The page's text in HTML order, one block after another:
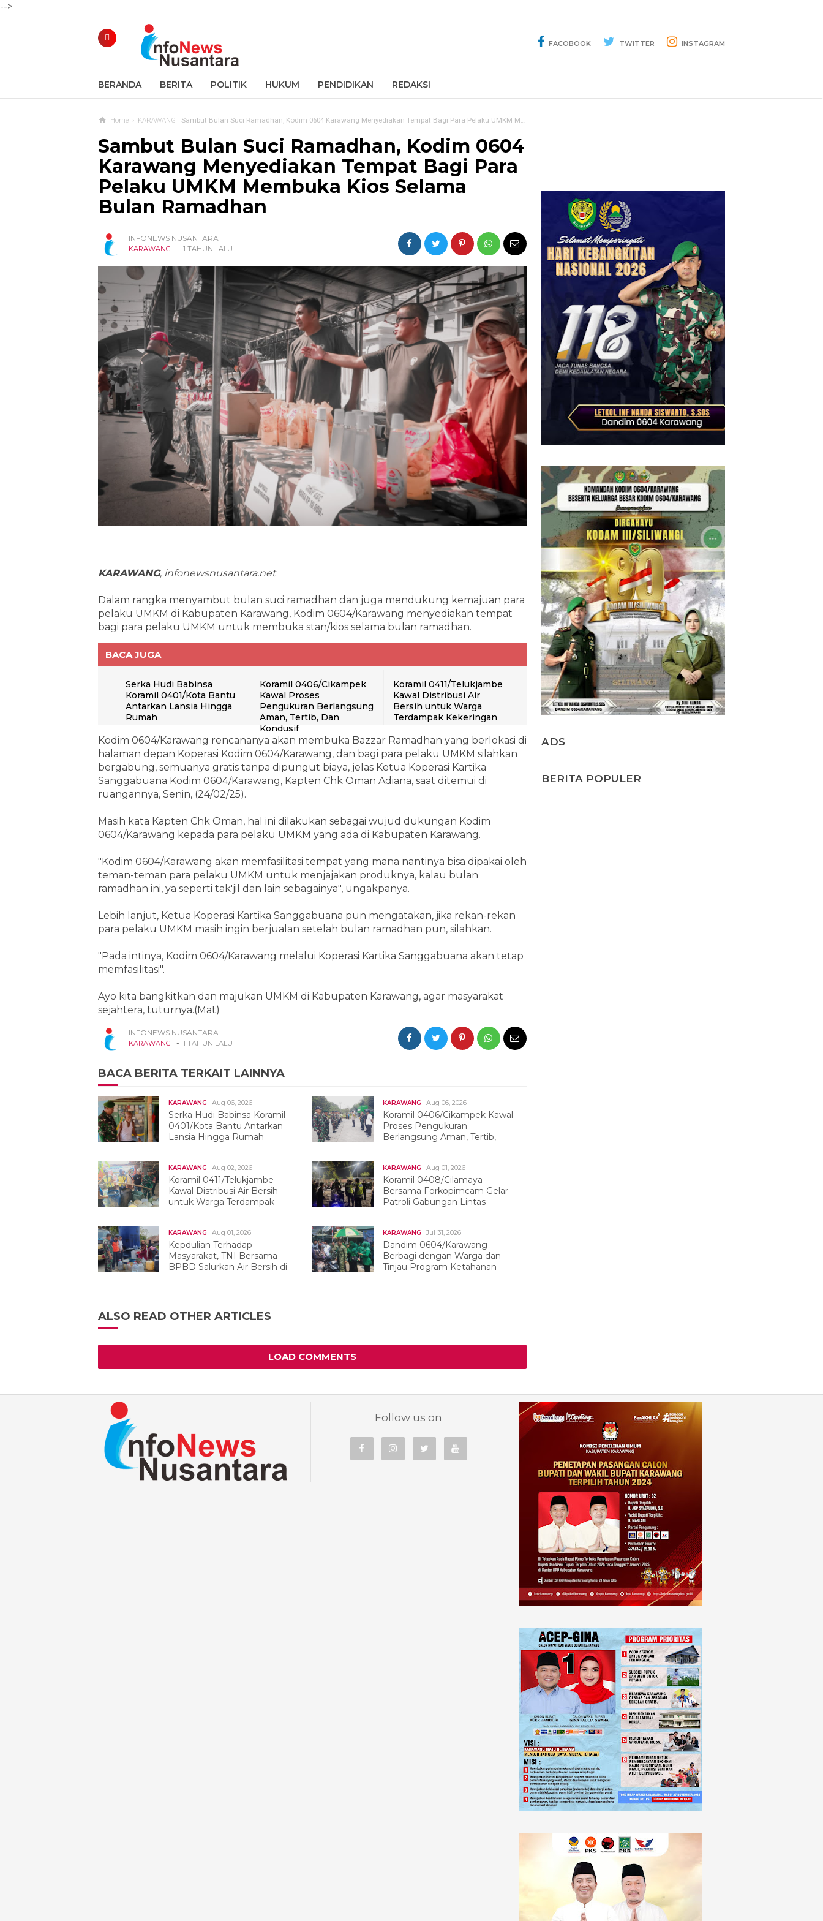
-->
FACOBOOK TWITTER INSTAGRAM
BERANDA BERITA POLITIK HUKUM PENDIDIKAN REDAKSI
Home › KARAWANG Sambut Bulan Suci Ramadhan, Kodim 0604 Karawang Menyediakan Tempat Bagi Para Pelaku UMKM Membuka Kios Selama Bulan Ramadhan
Sambut Bulan Suci Ramadhan, Kodim 0604
Karawang Menyediakan Tempat Bagi Para
Pelaku UMKM Membuka Kios Selama
Bulan Ramadhan
INFONEWS NUSANTARA
KARAWANG - 1 TAHUN LALU
KARAWANG, infonewsnusantara.net
Dalam rangka menyambut bulan suci ramadhan dan juga mendukung kemajuan para
pelaku UMKM di Kabupaten Karawang, Kodim 0604/Karawang menyediakan tempat
bagi para pelaku UMKM untuk membuka stan/kios selama bulan ramadhan.
BACA JUGA
Serka Hudi Babinsa
Koramil 0401/Kota Bantu
Antarkan Lansia Hingga
Rumah
Koramil 0406/Cikampek
Kawal Proses
Pengukuran Berlangsung
Aman, Tertib, Dan
Kondusif
Koramil 0411/Telukjambe
Kawal Distribusi Air
Bersih untuk Warga
Terdampak Kekeringan
Kodim 0604/Karawang rencananya akan membuka Bazzar Ramadhan yang berlokasi di
halaman depan Koperasi Kodim 0604/Karawang, dan bagi para pelaku UMKM silahkan
bergabung, semuanya gratis tanpa dipungut biaya, jelas Ketua Koperasi Kartika
Sanggabuana Kodim 0604/Karawang, Kapten Chk Oman Adiana, saat ditemui di
ruangannya, Senin, (24/02/25).
Masih kata Kapten Chk Oman, hal ini dilakukan sebagai wujud dukungan Kodim
0604/Karawang kepada para pelaku UMKM yang ada di Kabupaten Karawang.
"Kodim 0604/Karawang akan memfasilitasi tempat yang mana nantinya bisa dipakai oleh
teman-teman para pelaku UMKM untuk menjajakan produknya, kalau bulan
ramadhan ini, ya seperti tak'jil dan lain sebagainya", ungakpanya.
Lebih lanjut, Ketua Koperasi Kartika Sanggabuana pun mengatakan, jika rekan-rekan
para pelaku UMKM masih ingin berjualan setelah bulan ramadhan pun, silahkan.
"Pada intinya, Kodim 0604/Karawang melalui Koperasi Kartika Sanggabuana akan tetap
memfasilitasi".
Ayo kita bangkitkan dan majukan UMKM di Kabupaten Karawang, agar masyarakat
sejahtera, tuturnya.(Mat)
INFONEWS NUSANTARA
KARAWANG - 1 TAHUN LALU
BACA BERITA TERKAIT LAINNYA
KARAWANG Aug 06, 2026
Serka Hudi Babinsa Koramil
0401/Kota Bantu Antarkan
Lansia Hingga Rumah
KARAWANG Aug 06, 2026
Koramil 0406/Cikampek Kawal
Proses Pengukuran
Berlangsung Aman, Tertib,
KARAWANG Aug 02, 2026
Koramil 0411/Telukjambe
Kawal Distribusi Air Bersih
untuk Warga Terdampak
KARAWANG Aug 01, 2026
Koramil 0408/Cilamaya
Bersama Forkopimcam Gelar
Patroli Gabungan Lintas
KARAWANG Aug 01, 2026
Kepdulian Terhadap
Masyarakat, TNI Bersama
BPBD Salurkan Air Bersih di
KARAWANG Jul 31, 2026
Dandim 0604/Karawang
Berbagi dengan Warga dan
Tinjau Program Ketahanan
ALSO READ OTHER ARTICLES
LOAD COMMENTS
ADS
BERITA POPULER
Follow us on